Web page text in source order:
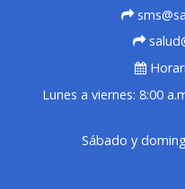
Lunes a viernes: 8:00
Sábado y